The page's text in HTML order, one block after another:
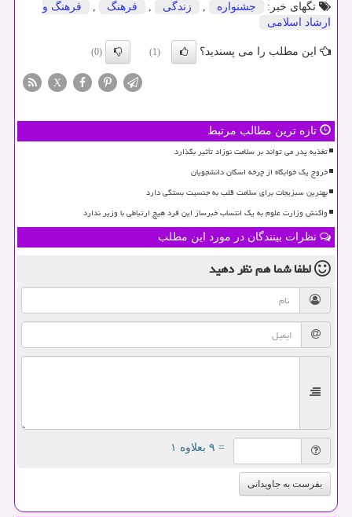
تگهای خبر:
جشنواره , زندگی , فرهنگ ,
فرهنگ و
ارشاد اسلامی
این مطلب را می پسندید؟ (1)
(0)
X
تازه ترین مطالب مرتبط
تغذیه پدر می تواند بر سلامت نوزاد تأثیر بگذارد
خروج یک خوابگاه از چرخه اسکان دانشجویان
بهترین سبزیجات برای سلامت قلب به جنسیت بستگی دارد
واکنش وزارت علوم به یک انتساب خبرساز این فرد هیچ ارتباطی با وزیر ندارد
نظرات بینندگان در مورد این مطلب
لطفا شما همنظر دهید
= ۹ بعلاوه ۱
بفرست به جاویدانی